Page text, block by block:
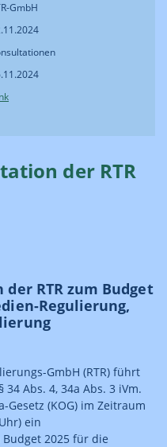
GmbH
der RTR
RTR zum Budget
Regulierung,
GmbH (RTR) führt
Abs. 4, 34a Abs. 3 iVm.
Gesetz (KOG) im Zeitraum
ein
2025 für die